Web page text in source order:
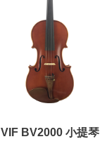
VIF BV2000 小提琴